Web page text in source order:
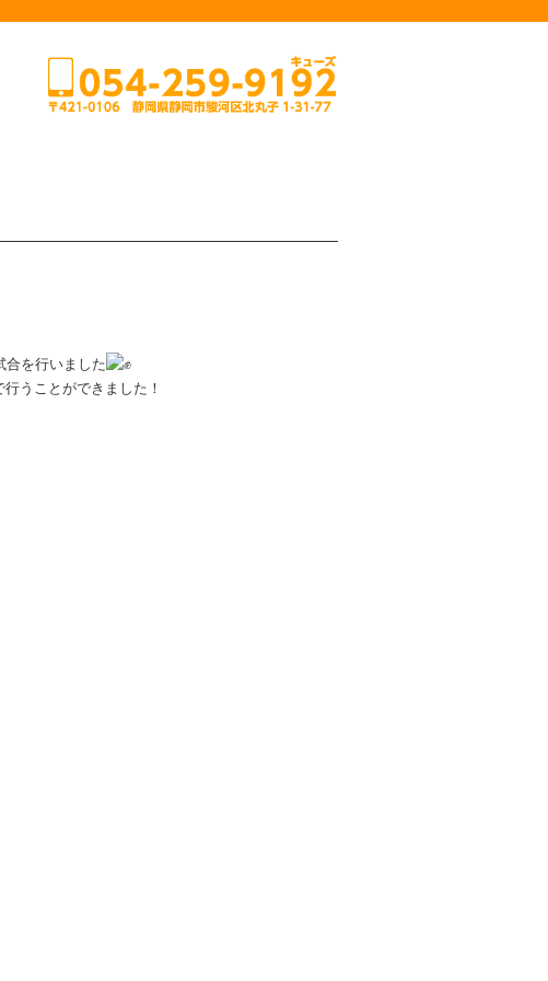
合を行いました
うことができました！